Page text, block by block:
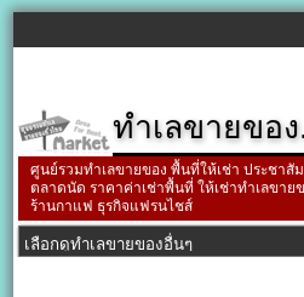
ทำเลขายขอ
ศูนย์รวมทำเลขายของ พื้นที่ให้เช่า ประชา
ตลาดนัด ราคาค่าเช่าพื้นที่ ให้เช่าทำเลขา
ร้านกาแฟ ธุรกิจแฟรนไชส์